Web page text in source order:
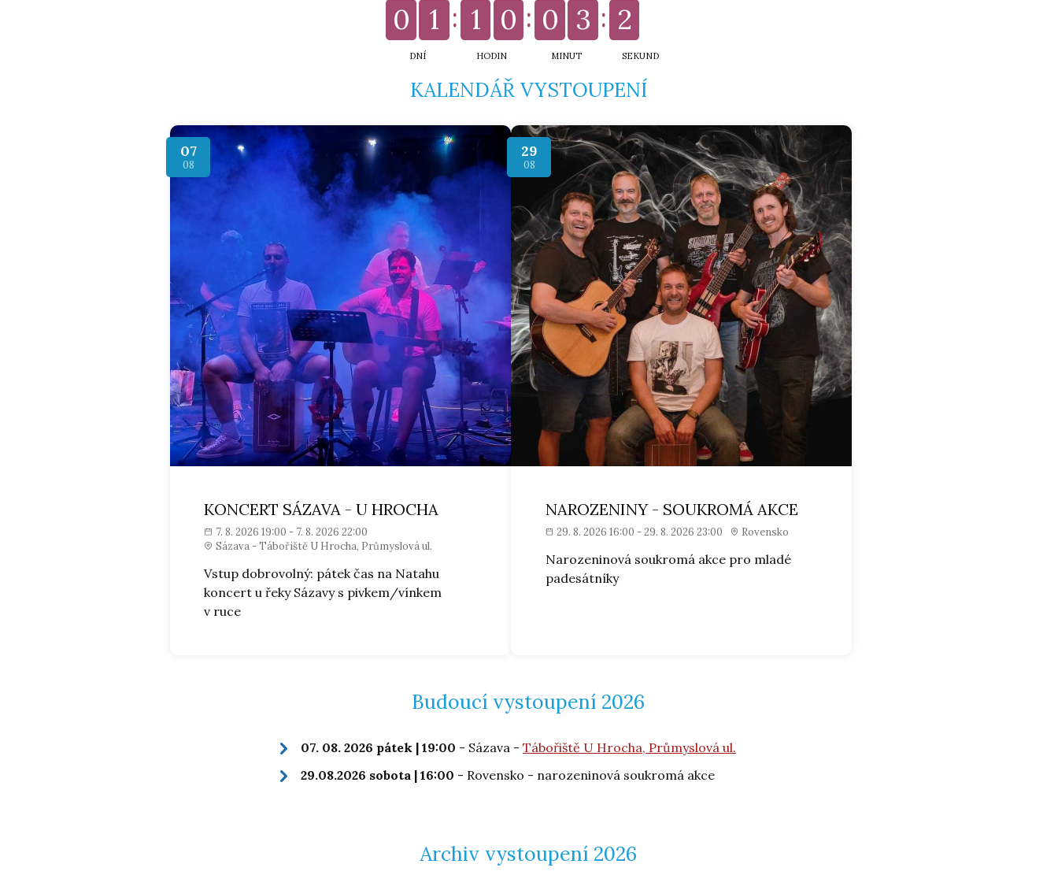
0 1
DNÍ
1 0
HODIN
0 3
MINUT
2
SEKUND
KALENDÁŘ VYSTOUPENÍ
07
08
KONCERT SÁZAVA - U HROCHA
7. 8. 2026 19:00 - 7. 8. 2026 22:00
Sázava - Tábořiště U Hrocha, Průmyslová ul.
Vstup dobrovolný: pátek čas na Natahu
koncert u řeky Sázavy s pivkem/vínkem
v ruce
29
08
NAROZENINY - SOUKROMÁ AKCE
29. 8. 2026 16:00 - 29. 8. 2026 23:00 Rovensko
Narozeninová soukromá akce pro mladé
padesátníky
Budoucí vystoupení 2026
07. 08. 2026 pátek | 19:00 - Sázava - Tábořiště U Hrocha, Průmyslová ul.
29.08.2026 sobota | 16:00 - Rovensko - narozeninová soukromá akce
Archiv vystoupení 2026